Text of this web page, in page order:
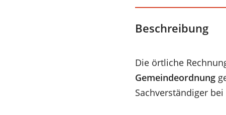
Beschreibung
Die örtliche
Gemeindeordnung
Sachverständiger